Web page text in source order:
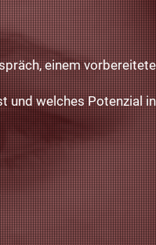
einem
und welches Potenzial